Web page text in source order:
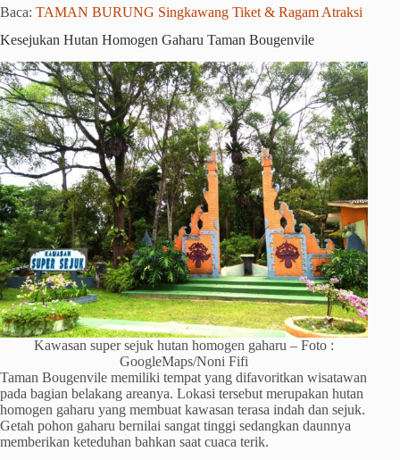
Baca: TAMAN BURUNG Singkawang Tiket & Ragam Atraksi
Kesejukan Hutan Homogen Gaharu Taman Bougenvile
Kawasan super sejuk hutan homogen gaharu – Foto :
GoogleMaps/Noni Fifi
Taman Bougenvile memiliki tempat yang difavoritkan wisatawan
pada bagian belakang areanya. Lokasi tersebut merupakan hutan
homogen gaharu yang membuat kawasan terasa indah dan sejuk.
Getah pohon gaharu bernilai sangat tinggi sedangkan daunnya
memberikan keteduhan bahkan saat cuaca terik.